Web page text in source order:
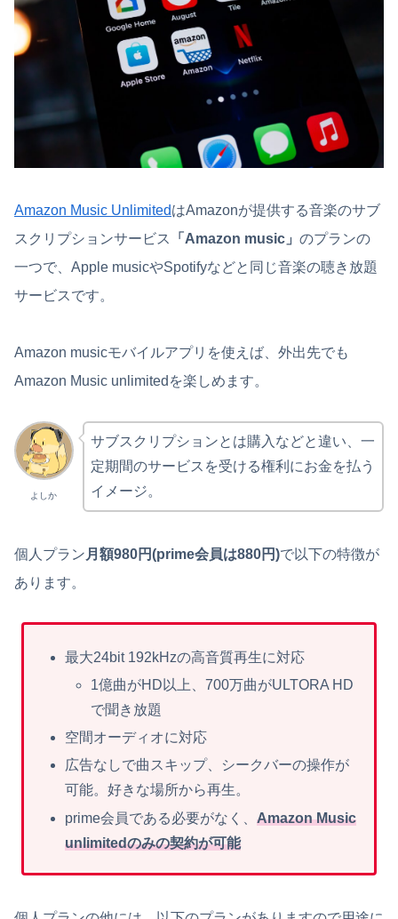
Amazon Music UnlimitedはAmazonが提供する音楽のサブ
スクリプションサービス
「Amazon music」 のプランの
一つで、Apple musicやSpotifyなどと同じ音楽の聴き放題
サービスです。
Amazon musicモバイルアプリを使えば、外出先でも
Amazon Music unlimitedを楽しめます。
よしか
サブスクリプションとは購入などと違い、一
定期間のサービスを受ける権利にお金を払う
イメージ。
個人プラン 月額980円(prime会員は880円)で以下の特徴が
あります。
最大24bit 192kHzの高音質再生に対応
1億曲がHD以上、700万曲がULTORA HD
で聞き放題
空間オーディオに対応
広告なしで曲スキップ、シークバーの操作が
可能。好きな場所から再生。
prime会員である必要がなく、 Amazon Music
unlimitedのみの契約が可能